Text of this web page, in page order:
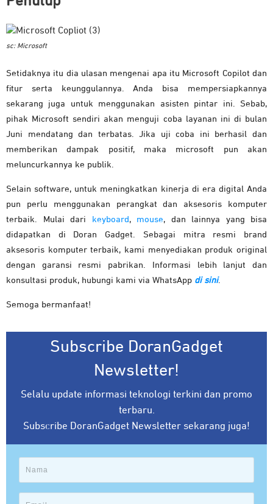
sc: Microsoft
Setidaknya itu dia ulasan mengenai apa itu Microsoft Copilot dan
fitur serta keunggulannya. Anda bisa mempersiapkannya
sekarang juga untuk menggunakan asisten pintar ini. Sebab,
pihak Microsoft sendiri akan menguji coba layanan ini di bulan
Juni mendatang dan terbatas. Jika uji coba ini berhasil dan
memberikan dampak positif, maka microsoft pun akan
meluncurkannya ke publik.
Selain software, untuk meningkatkan kinerja di era digital Anda
pun perlu menggunakan perangkat dan aksesoris komputer
terbaik. Mulai dari keyboard, mouse, dan lainnya yang bisa
didapatkan di Doran Gadget. Sebagai mitra resmi brand
aksesoris komputer terbaik, kami menyediakan produk original
dengan garansi resmi pabrikan. Informasi lebih lanjut dan
konsultasi produk, hubungi kami via WhatsApp di sini.
Semoga bermanfaat!
Subscribe DoranGadget
Newsletter!
Selalu update informasi teknologi terkini dan promo
terbaru.
Subscribe DoranGadget Newsletter sekarang juga!